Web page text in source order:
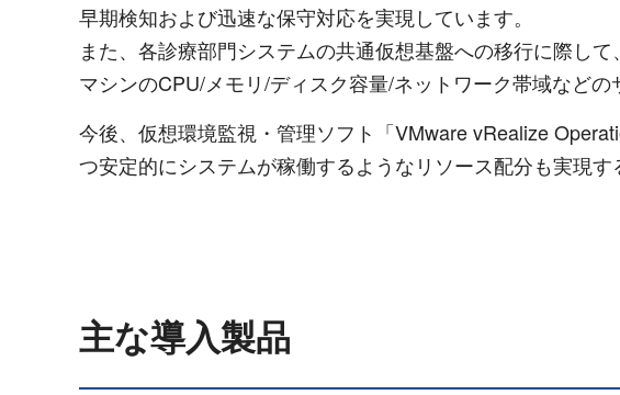
早期検知および迅速な保守対応を実現しています。
また、各診療部門システムの共通仮想基盤への移行に際し
マシンのCPU/メモリ/ディスク容量/ネットワーク帯域など
今後、仮想環境監視・管理ソフト「VMware vRealize
つ安定的にシステムが稼働するようなリソース配分も実現す
主な導入製品